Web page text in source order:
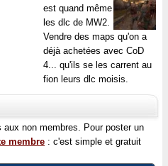
est quand même
les dlc de MW2.
Vendre des maps qu'on a
déjà achetées avec CoD
4... qu'ils se les carrent au
fion leurs dlc moisis.
non membres. Pour poster un
membre : c'est simple et gratuit